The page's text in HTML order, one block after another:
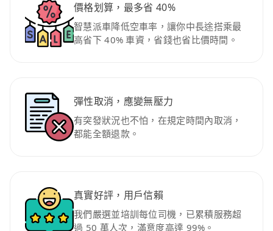
價格划算，最多省 40%
智慧派車降低空車率，讓你中長途搭乘最
高省下 40% 車資，省錢也省比價時間。
彈性取消，應變無壓力
有突發狀況也不怕，在規定時間內取消，
都能全額退款。
真實好評，用戶信賴
我們嚴選並培訓每位司機，已累積服務超
過 50 萬人次，滿意度高達 99%。